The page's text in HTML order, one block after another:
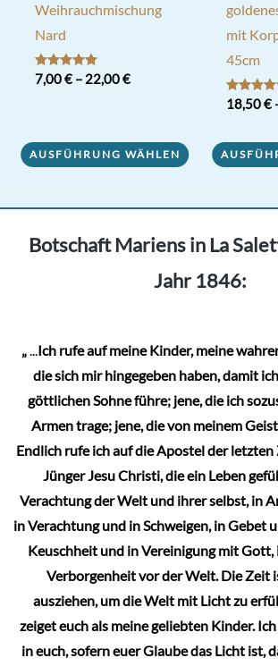
Weihrauchmischung
Nard
Bewertet mit
5.00
7,00€– 22,00€
AUSFÜHRUNG WÄHLEN
weist
Varianten
Die
der
Produktseite
gewählt
werden
mit
45cm
Bewertet
5.00
18,50€
Produkt
mehrere
auf.
Die
auf
der
gewählt
werden
Botschaft Mariens in La
Jahr 1846:
„...Ich rufe auf meine Kinder, meine
die sich mir hingegeben haben, damit
göttlichen Sohne führe; jene, die ich
Armen trage; jene, die von meinem
Endlich rufe ich auf die Apostel der
Jünger Jesu Christi, die ein Leben
Verachtung der Welt und ihrer selbst, in
in Verachtung und in Schweigen, in Gebet
Keuschheit und in Vereinigung mit Gott,
Verborgenheit vor der Welt. Die Zeit
ausziehen, um die Welt mit Licht zu
zeiget euch als meine geliebten Kinder.
in euch, sofern euer Glaube das Licht ist,